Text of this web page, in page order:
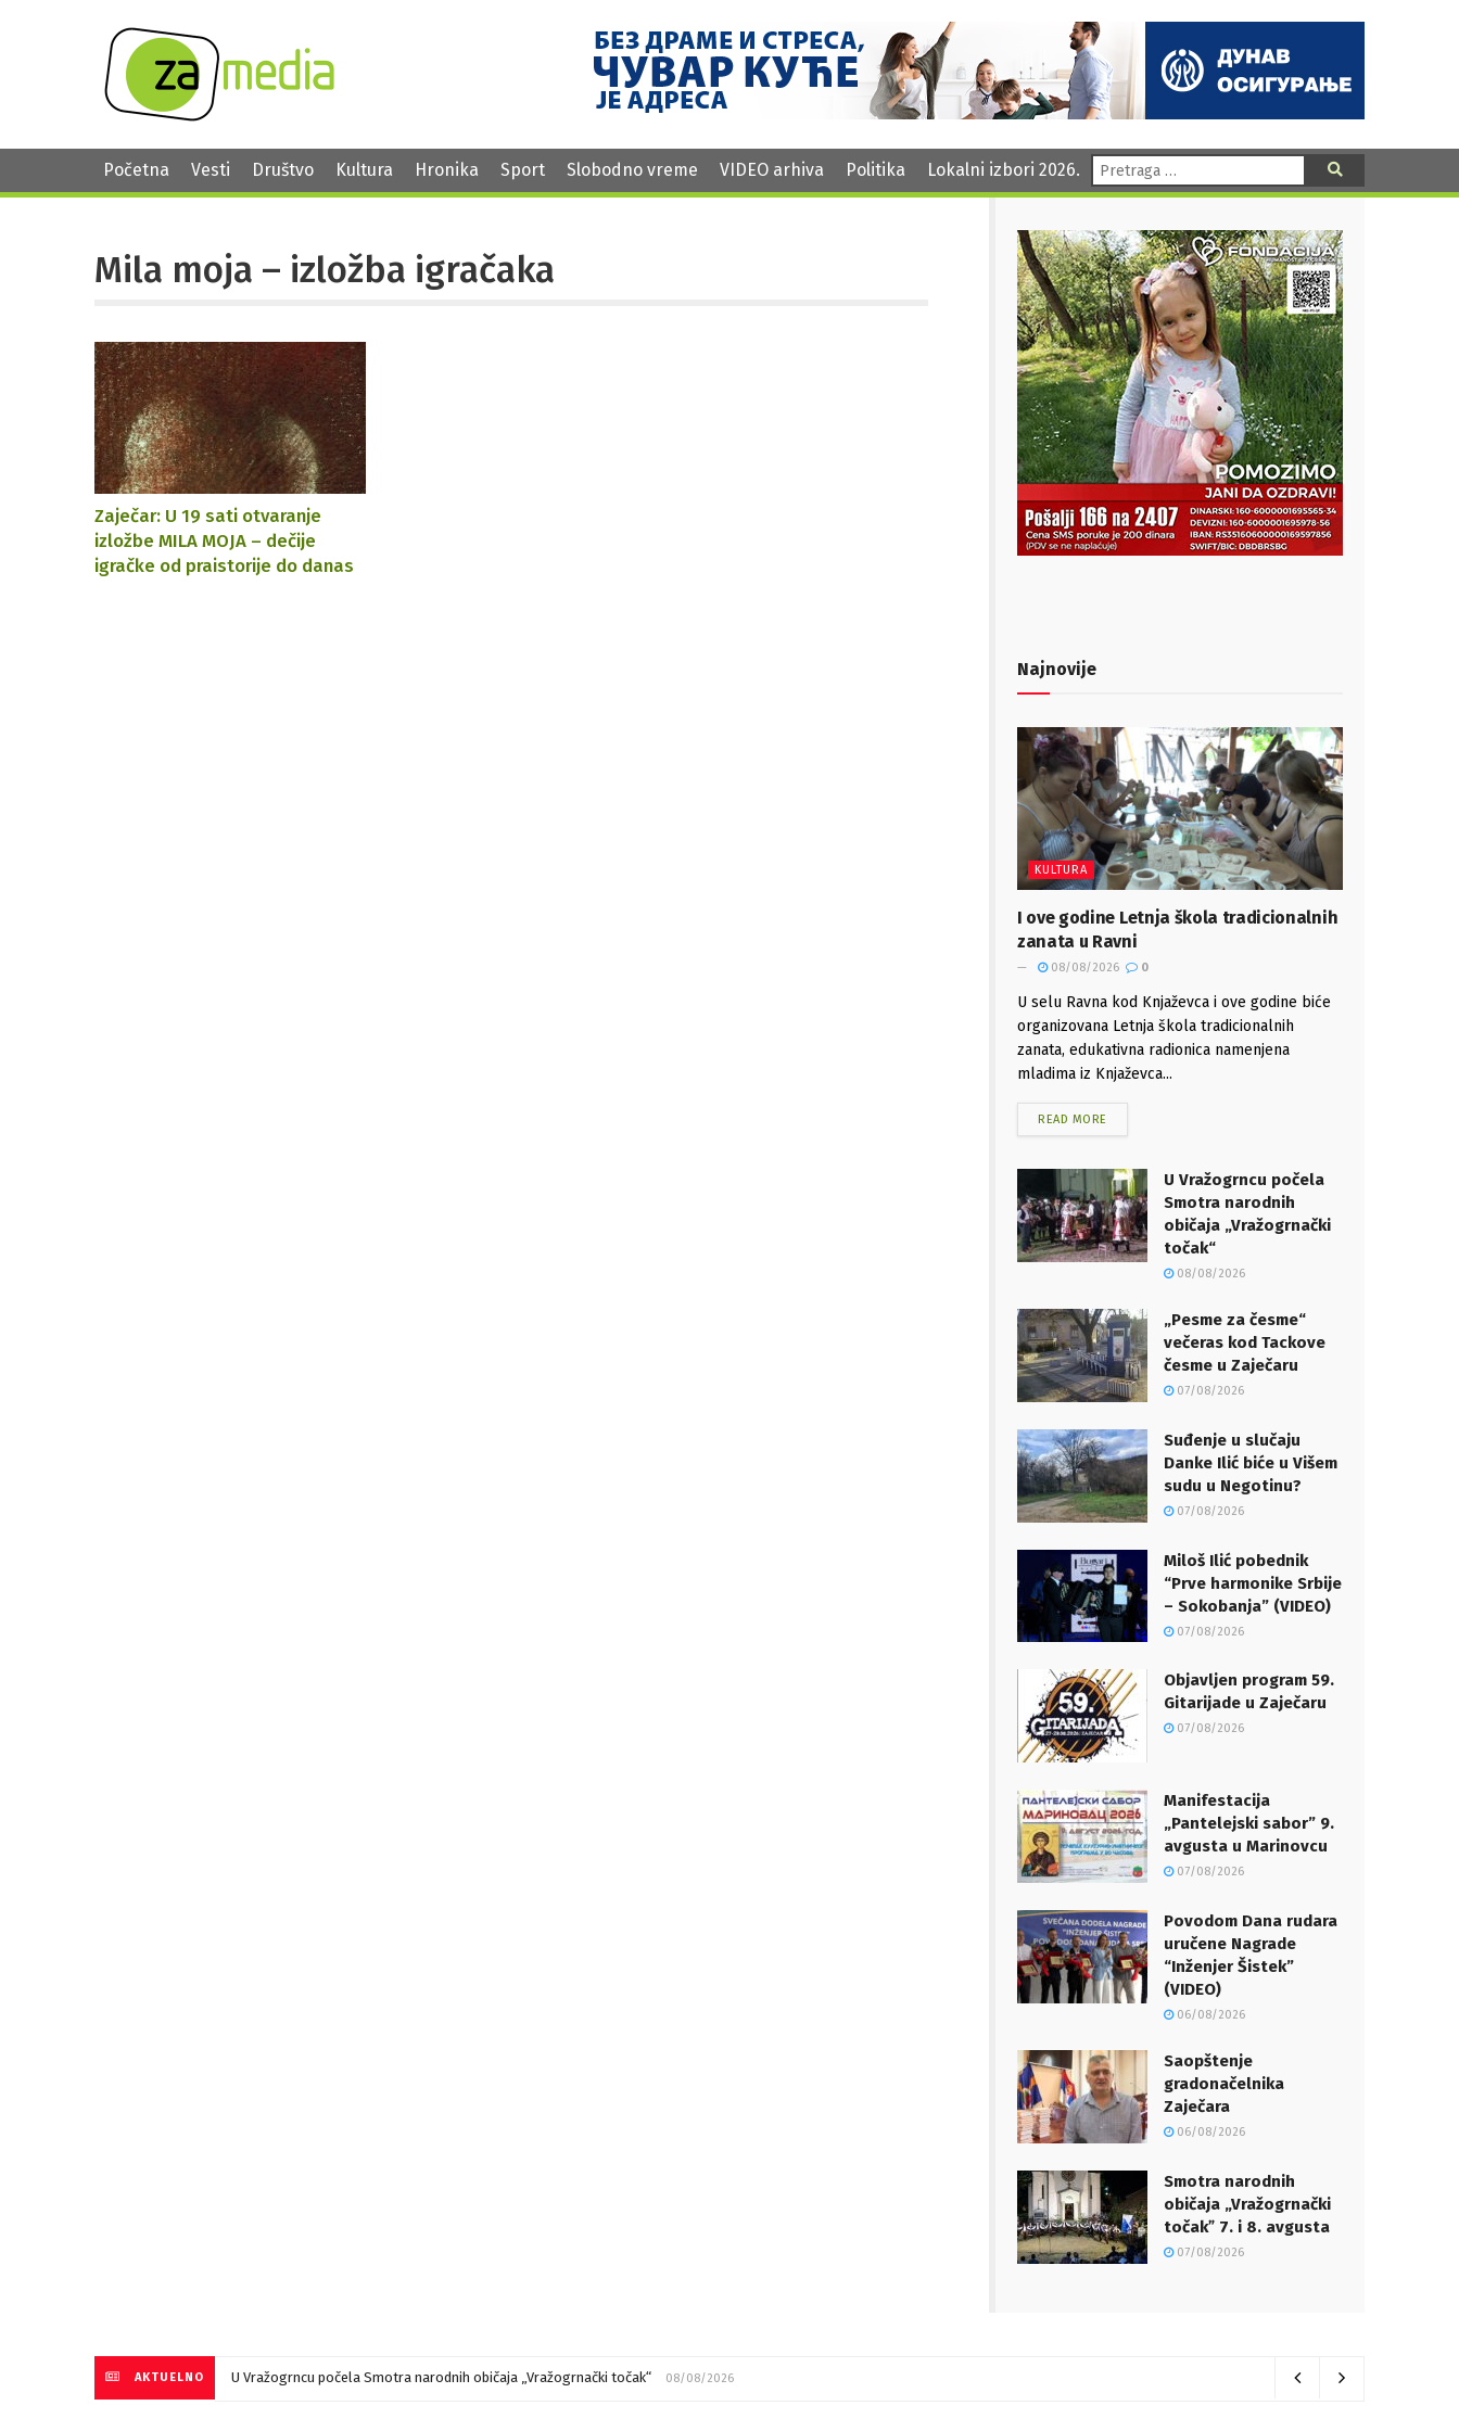
Početna Vesti Društvo Kultura Hronika Sport Slobodno vreme VIDEO arhiva Politika Lokalni izbori 2026. Pretraga:
Mila moja – izložba igračaka
Zaječar: U 19 sati otvaranje
izložbe MILA MOJA – dečije
igračke od praistorije do danas
Najnovije
KULTURA
I ove godine Letnja škola tradicionalnih
zanata u Ravni
08/08/2026 0
U selu Ravna kod Knjaževca i ove godine biće
organizovana Letnja škola tradicionalnih
zanata, edukativna radionica namenjena
mladima iz Knjaževca...
READ MORE
U Vražogrncu počela
Smotra narodnih
običaja „Vražogrnački
točak“
08/08/2026
„Pesme za česme“
večeras kod Tackove
česme u Zaječaru
07/08/2026
Suđenje u slučaju
Danke Ilić biće u Višem
sudu u Negotinu?
07/08/2026
Miloš Ilić pobednik
“Prve harmonike Srbije
– Sokobanja” (VIDEO)
07/08/2026
Objavljen program 59.
Gitarijade u Zaječaru
07/08/2026
Manifestacija
„Pantelejski sabor” 9.
avgusta u Marinovcu
07/08/2026
Povodom Dana rudara
uručene Nagrade
“Inženjer Šistek”
(VIDEO)
06/08/2026
Saopštenje
gradonačelnika
Zaječara
06/08/2026
Smotra narodnih
običaja „Vražogrnački
točakˮ 7. i 8. avgusta
07/08/2026
AKTUELNO U Vražogrncu počela Smotra narodnih običaja „Vražogrnački točak“ 08/08/2026